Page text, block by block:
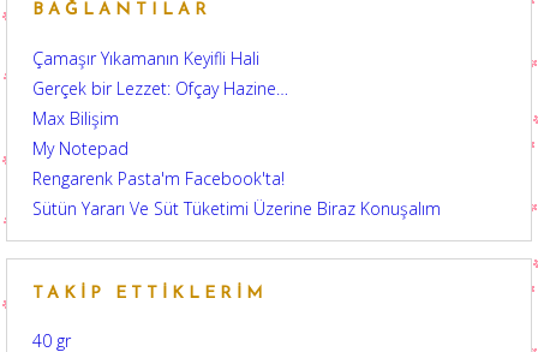
BAĞLANTILAR
Çamaşır Yıkamanın Keyifli Hali
Gerçek bir Lezzet: Ofçay Hazine…
Max Bilişim
My Notepad
Rengarenk Pasta'm Facebook'ta!
Sütün Yararı Ve Süt Tüketimi Üzerine Biraz Konuşalım
TAKIP ETTIKLERIM
40 gr